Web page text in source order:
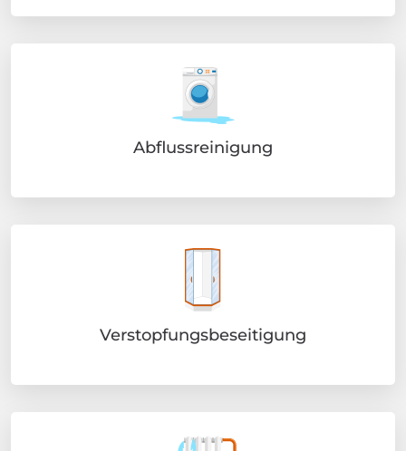
Abflussreinigung
Verstopfungsbeseitigung